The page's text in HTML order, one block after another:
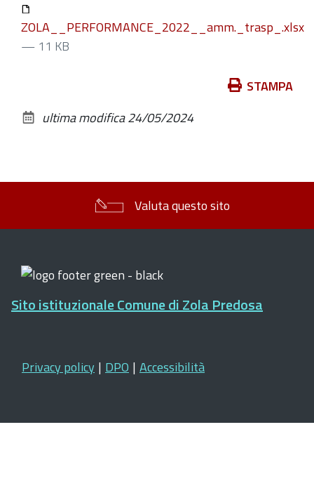
ZOLA__PERFORMANCE_2022__amm._trasp_.xlsx
— 11 KB
documento
STAMPA
ultima modifica24/05/2024
Valuta questo sito
Sito istituzionale Comune di Zola Predosa
Privacy policy | DPO | Accessibilità